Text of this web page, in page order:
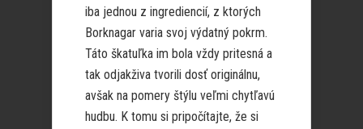
iba jednou z ingrediencií, z ktorých
Borknagar varia svoj výdatný pokrm.
Táto škatuľka im bola vždy pritesná a
tak odjakživa tvorili dosť originálnu,
avšak na pomery štýlu veľmi chytľavú
hudbu. K tomu si pripočítajte, že si